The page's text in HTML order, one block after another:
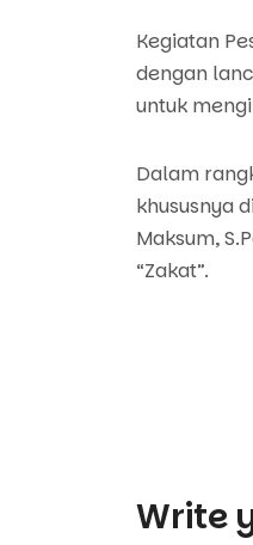
Kegiatan
dengan
untuk
Dalam
khususnya
Maksum,
“Zakat”.
Write